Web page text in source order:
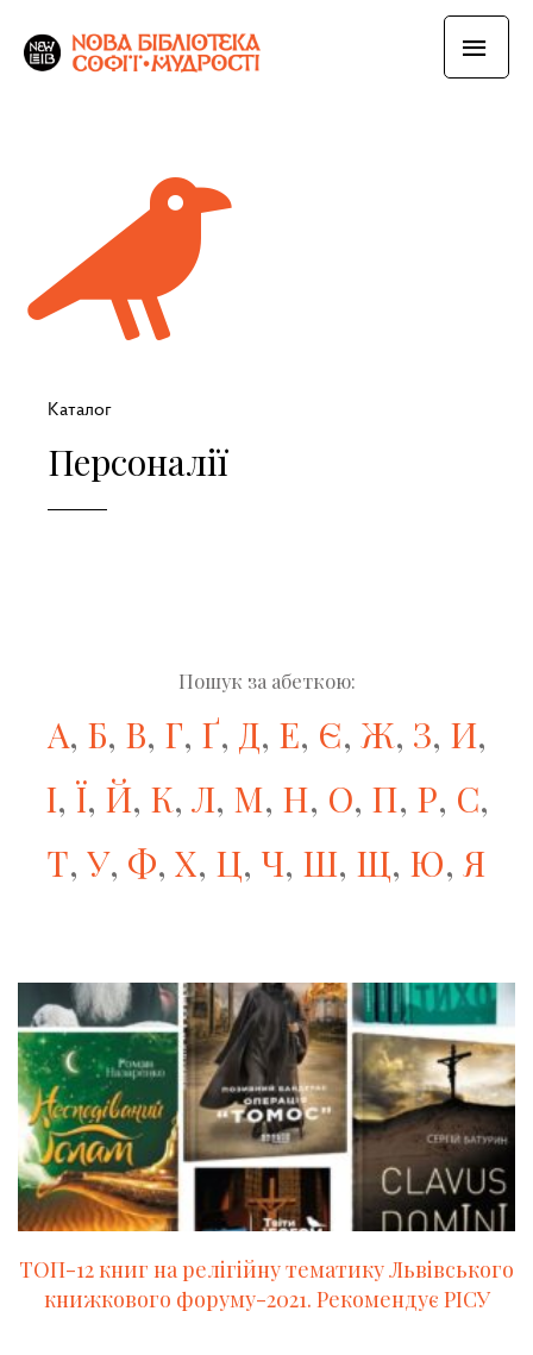
Каталог
Персоналії
Пошук за абеткою:
А, Б, В, Г, Ґ, Д, Е, Є, Ж, З, И,
І, Ї, Й, К, Л, М, Н, О, П, Р, С,
Т, У, Ф, Х, Ц, Ч, Ш, Щ, Ю, Я
ТОП-12 книг на релігійну тематику Львівського
книжкового форуму-2021. Рекомендує РІСУ